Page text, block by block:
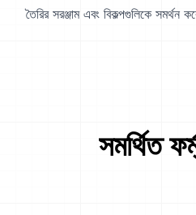
তৈরির সরঞ্জাম এবং বিকল্পগুলিকে সমর্থন
সমর্থিত